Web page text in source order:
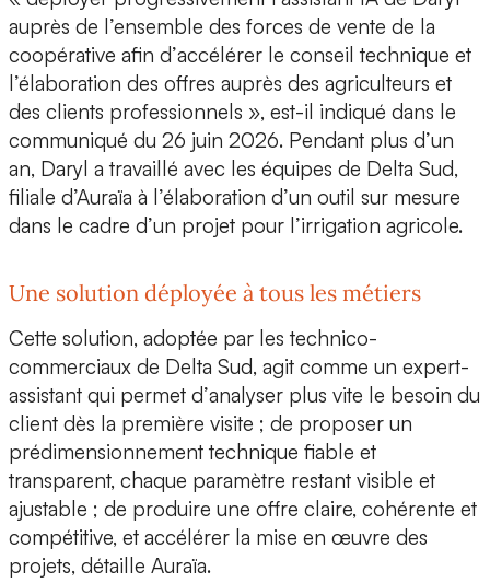
auprès de l’ensemble des forces de vente de la
coopérative afin d’accélérer le conseil technique et
l’élaboration des offres auprès des agriculteurs et
des clients professionnels », est-il indiqué dans le
communiqué du 26 juin 2026. Pendant plus d’un
an, Daryl a travaillé avec les équipes de Delta Sud,
filiale d’Auraïa à l’élaboration d’un outil sur mesure
dans le cadre d’un projet pour l’irrigation agricole.
Une solution déployée à tous les métiers
Cette solution, adoptée par les technico-
commerciaux de Delta Sud, agit comme un expert-
assistant qui permet d’analyser plus vite le besoin du
client dès la première visite ; de proposer un
prédimensionnement technique fiable et
transparent, chaque paramètre restant visible et
ajustable ; de produire une offre claire, cohérente et
compétitive, et accélérer la mise en œuvre des
projets, détaille Auraïa.